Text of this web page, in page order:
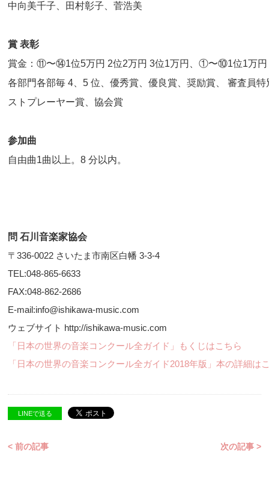
中向美千子、田村彰子、菅浩美
賞 表彰
賞金：⑪〜⑭1位5万円 2位2万円 3位1万円、①〜⑩1位1万円
各部門各部毎 4、5 位、優秀賞、優良賞、奨励賞、 審査員
ストプレーヤー賞、協会賞
参加曲
自由曲1曲以上。8 分以内。
問 石川音楽家協会
〒336-0022 さいたま市南区白幡 3-3-4
TEL:048-865-6633
FAX:048-862-2686
E-mail:info@ishikawa-music.com
ウェブサイト http://ishikawa-music.com
「日本の世界の音楽コンクール全ガイド」もくじはこちら
「日本の世界の音楽コンクール全ガイド2018年版」本の詳細は
LINEで送る
< 前の記事 次の記事 >